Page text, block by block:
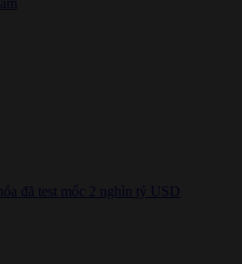
đã test mốc 2 nghìn tỷ USD